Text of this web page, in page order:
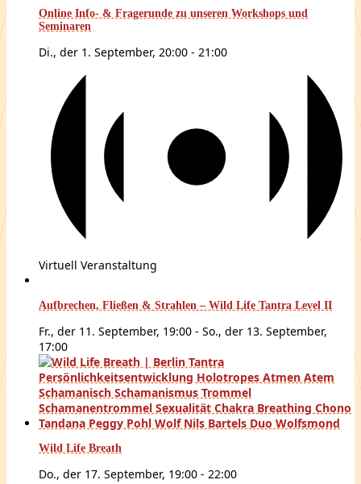
Online Info- & Fragerunde zu unseren Workshops und
Seminaren
Di., der 1. September, 20:00 - 21:00
Virtuell Veranstaltung
Aufbrechen, Fließen & Strahlen – Wild Life Tantra Level II
Fr., der 11. September, 19:00 - So., der 13. September,
17:00
Wild Life Breath
Do., der 17. September, 19:00 - 22:00